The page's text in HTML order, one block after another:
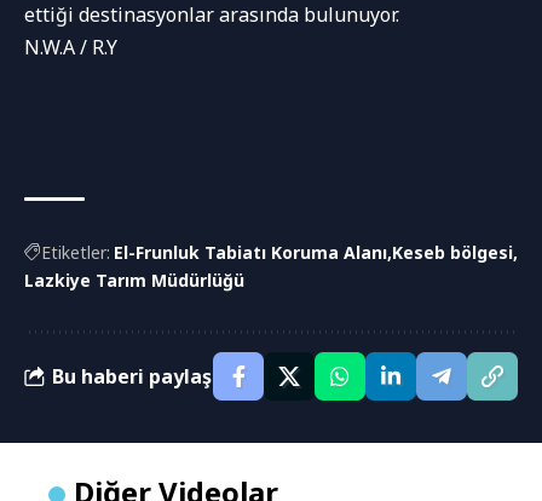
ettiği destinasyonlar arasında bulunuyor.
N.W.A / R.Y
Etiketler: El-Frunluk Tabiatı Koruma Alanı Keseb bölgesi
Lazkiye Tarım Müdürlüğü
Bu haberi paylaş
Diğer Videolar